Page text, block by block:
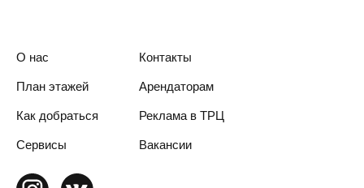
О нас
План этажей
Как добраться
Арендаторам
Контакты
Реклама в ТРЦ
Сервисы Вакансии